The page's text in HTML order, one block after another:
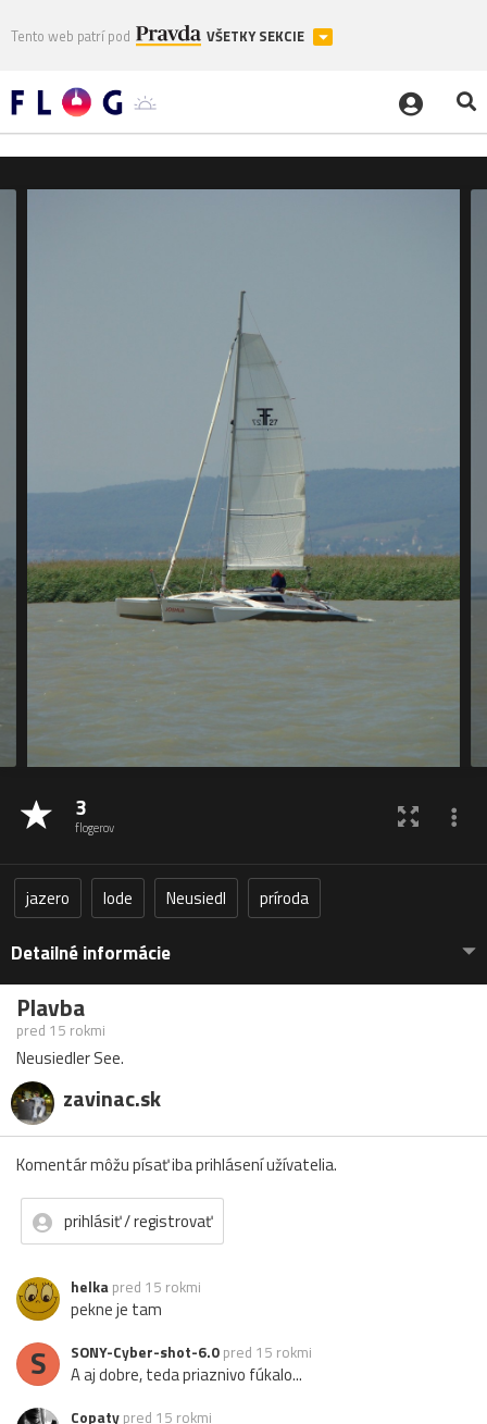
Tento web patrí pod VŠETKY SEKCIE
3
flogerov
jazero lode Neusiedl príroda
Detailné informácie
Plavba
pred 15 rokmi
Neusiedler See.
zavinac.sk
Komentár môžu písať iba prihlásení užívatelia.
prihlásiť / registrovať
helka pred 15 rokmi
pekne je tam
S SONY-Cyber-shot-6.0 pred 15 rokmi
A aj dobre, teda priaznivo fúkalo...
Copaty pred 15 rokmi